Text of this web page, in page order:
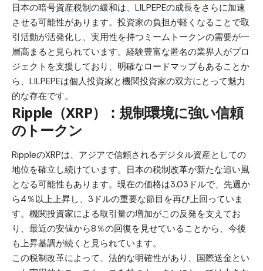
日本の暗号資産税制の緩和は、LILPEPEの成長をさらに加速
させる可能性があります。投資家の負担が軽くなることで取
引活動が活発化し、実用性を持つミームトークンの需要が一
層高まると見られています。経験豊富な匿名の業界人がプロ
ジェクトを支援しており、明確なロードマップもあることか
ら、LILPEPEは個人投資家と機関投資家の双方にとって魅力
的な存在です。
Ripple（XRP）：規制環境に強い信頼
のトークン
RippleのXRPは、アジアで信頼されるデジタル資産としての
地位を確立し続けています。日本の税制改革が新たな追い風
となる可能性もあります。現在の価格は3.03ドルで、先週か
ら4％以上上昇し、3ドルの重要な節目を再び上回っていま
す。機関投資家による取引量の増加がこの反発を支えてお
り、最近の安値から8％の回復を見せていることから、今後
も上昇基調が続くと見られています。
この税制改革によって、法的な明確性があり、国際送金とい